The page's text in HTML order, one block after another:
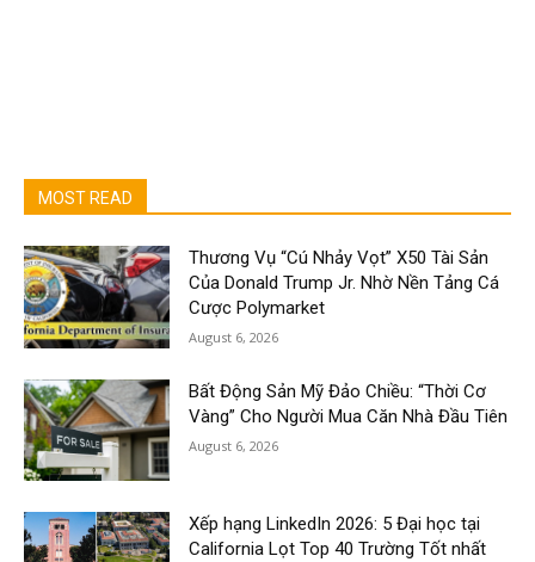
MOST READ
Thương Vụ “Cú Nhảy Vọt” X50 Tài Sản
Của Donald Trump Jr. Nhờ Nền Tảng Cá
Cược Polymarket
August 6, 2026
Bất Động Sản Mỹ Đảo Chiều: “Thời Cơ
Vàng” Cho Người Mua Căn Nhà Đầu Tiên
August 6, 2026
Xếp hạng LinkedIn 2026: 5 Đại học tại
California Lọt Top 40 Trường Tốt nhất